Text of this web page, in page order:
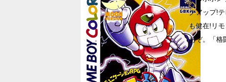
クアップ!
も健在!リ
あぞ。「格